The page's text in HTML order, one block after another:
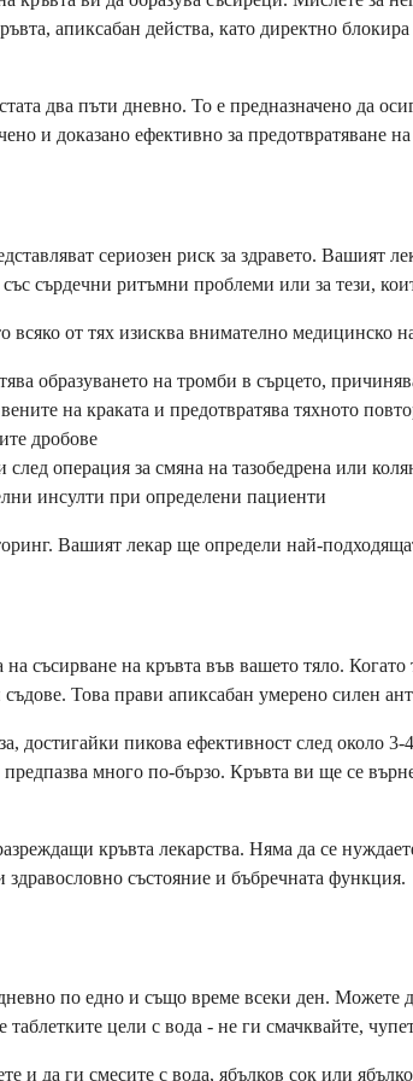
апиксабан действа, като директно
два пъти дневно. То е предназначено да
и доказано ефективно за предотвратяване
сериозен риск за здравето. Вашият
сърдечни ритъмни проблеми или за тези,
всяко от тях изисква внимателно медицинско
образуването на тромби в сърцето,
на краката и предотвратява тяхното
дробове
операция за смяна на тазобедрена или
инсулти при определени пациенти
Вашият лекар ще определи най-
съсирване на кръвта във вашето тяло.
Това прави апиксабан умерено силен
достигайки пикова ефективност след около
много по-бързо. Кръвта ви ще се
кръвта лекарства. Няма да се
състояние и бъбречната функция.
по едно и също време всеки ден. Можете
цели с вода - не ги смачквайте,
и да ги смесите с вода, ябълков сок или